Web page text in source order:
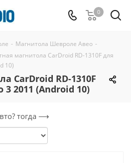
0
- Магнитола Шевроле Авео -
магнитола CarDroid RD-1310F для
10)
CarDroid RD-1310F
2011 (Android 10)
тогда ⟶